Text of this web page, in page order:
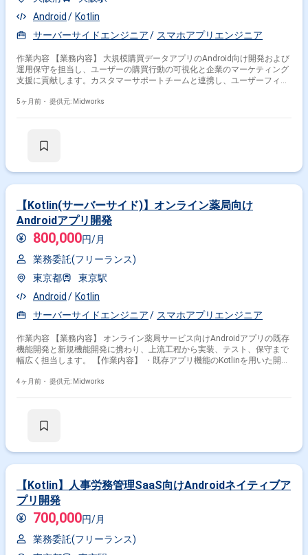
Android
Kotlin
サーバーサイドエンジニア
スマホアプリエンジニア
作業内容 【業務内容】 大規模購買データアプリのAndroid向け開発および
運用保守を担当し、ユーザーの購買行動の可視化と企業のマーケティング
支援に貢献します。カスタマーサポートチームと連携し、ユーザーフィー
・Kotlinを用いたAndroidアプリの新機能設計・開発 ・カスタマーサポー
5ヶ月前・ 提供元: Midworks
【Kotlin(サーバーサイド)】オンライン薬局向け
Androidアプリ開発
800,000円/月
業務委託(フリーランス)
東京都
東京駅
Android
Kotlin
サーバーサイドエンジニア
スマホアプリエンジニア
作業内容 【業務内容】 オンライン薬局サービス向けAndroidアプリの既存
機能開発と新規機能開発に携わり、上流工程から実装、テスト、保守まで
幅広く担当します。 【作業内容】 ・既存アプリ機能のKotlinを用いた開
非同期処理の実装 ・Android SDKを用いたUI開発 ・MVVMアーキテクチャ
4ヶ月前・ 提供元: Midworks
【Kotlin】人事労務管理SaaS向けAndroidネイティブア
プリ開発
700,000円/月
業務委託(フリーランス)